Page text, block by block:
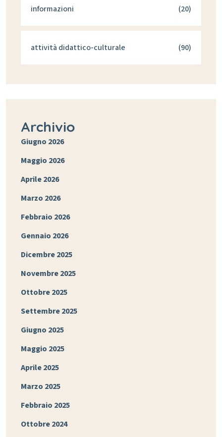
informazioni (20)
attività didattico-culturale (90)
Archivio
Giugno 2026
Maggio 2026
Aprile 2026
Marzo 2026
Febbraio 2026
Gennaio 2026
Dicembre 2025
Novembre 2025
Ottobre 2025
Settembre 2025
Giugno 2025
Maggio 2025
Aprile 2025
Marzo 2025
Febbraio 2025
Ottobre 2024